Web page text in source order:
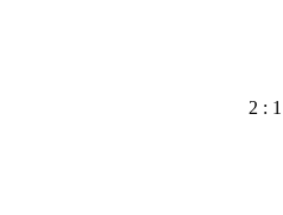
2 : 1